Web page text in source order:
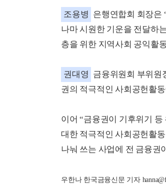
조용병 은행연합회 회장은
나마 시원한 기운을 전달하
층을 위한 지역사회 공익활
권대영 금융위원회 부위원
권의 적극적인 사회공헌활
이어 “금융권이 기후위기
대한 적극적인 사회공헌활
나눠 쓰는 사업에 전 금융권
우한나 한국금융신문 기자